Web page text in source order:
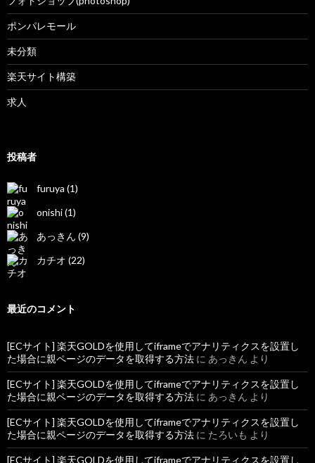
ポンパレモール
未分類
楽天サイト構築
求人
投稿者
furuya (1)
onishi (1)
あっきん (9)
カチオ (22)
最近のコメント
[ECサイト] 楽天GOLDを使用してiframeでアナリティクスを設置し
た場合に親ページのデータを取得する方法 に あっきん より
[ECサイト] 楽天GOLDを使用してiframeでアナリティクスを設置し
た場合に親ページのデータを取得する方法 に あっきん より
[ECサイト] 楽天GOLDを使用してiframeでアナリティクスを設置し
た場合に親ページのデータを取得する方法 に たろいも より
[ECサイト] 楽天GOLDを使用してiframeでアナリティクスを設置し